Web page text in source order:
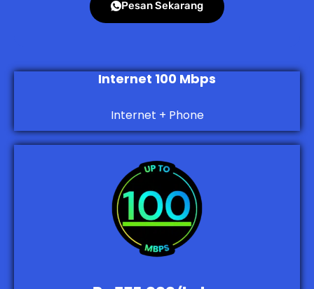
Pesan Sekarang
Internet 100 Mbps
Internet + Phone